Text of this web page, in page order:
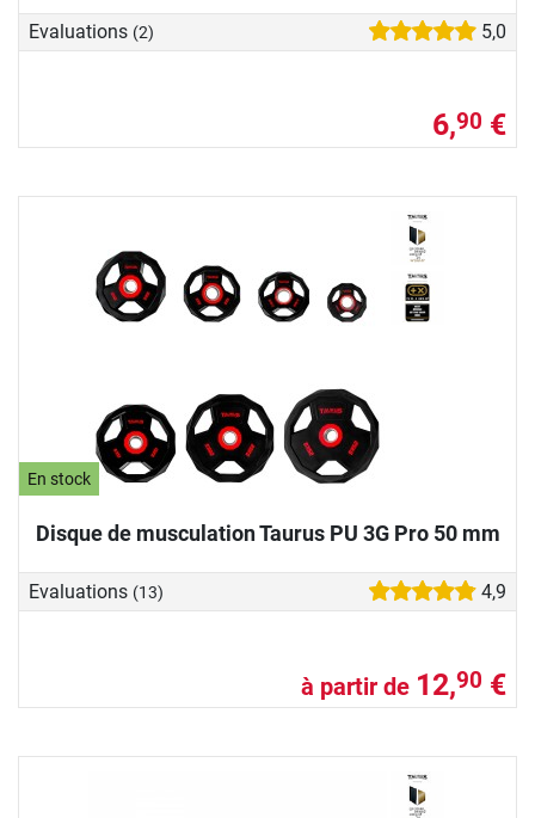
Evaluations (2) 5,0
6,90 €
En stock
Disque de musculation Taurus PU 3G Pro 50 mm
Evaluations (13) 4,9
à partir de 12,90 €